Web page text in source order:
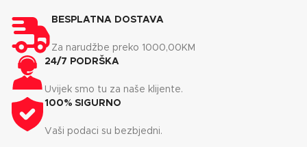
BESPLATNA DOSTAVA
Za narudžbe preko 1000,00KM
24/7 PODRŠKA
Uvijek smo tu za naše klijente.
100% SIGURNO
Vaši podaci su bezbjedni.